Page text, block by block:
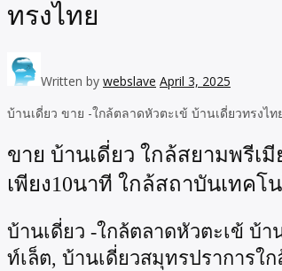
ทรงไทย
Written by webslave April 3, 2025
บ้านเดี่ยว ขาย -ใกล้ตลาดหัวตะเข้ บ้านเดี่ยวทรงไ
ขาย บ้านเดี่ยว ใกล้สยามพรีเ
เพียง10นาที ใกล้สถาบันเทคโ
บ้านเดี่ยว -ใกล้ตลาดหัวตะเข้ บ้
ท์เล็ต, บ้านเดี่ยวสมุทรปราการใ